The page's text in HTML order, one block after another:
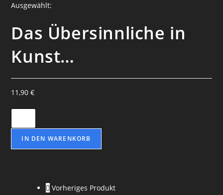
Ausgewählt:
Das Übersinnliche in
Kunst…
11,90€
Übersinnliche
Kunst
IN DEN WARENKORB
Vorheriges Produkt